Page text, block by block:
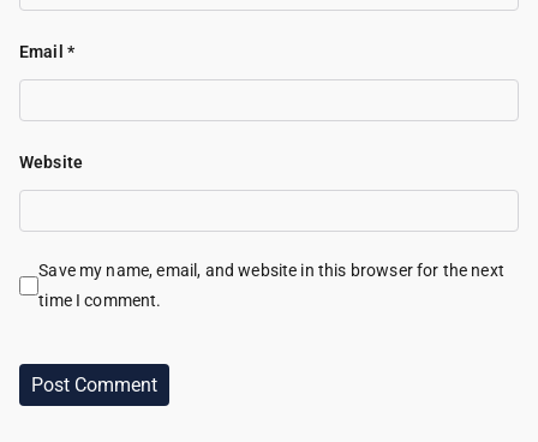
Email *
Website
Save my name, email, and website in this browser for the next
time I comment.